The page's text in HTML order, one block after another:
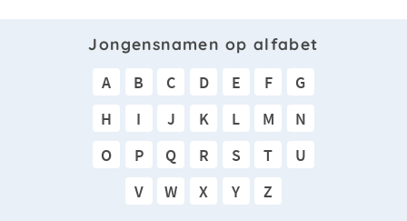
Jongensnamen op alfabet
A B C D E F
G
H
I J K L M
N
O
P Q R S T
U
V
W X Y Z